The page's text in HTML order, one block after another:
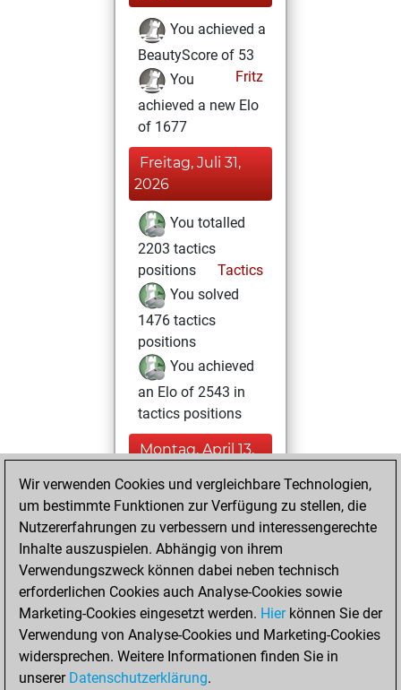
You achieved a
BeautyScore of 53
Fritz
You
achieved a new Elo
of 1677
Freitag, Juli 31,
2026
You totalled
2203 tactics
positions
Tactics
You solved
1476 tactics
positions
You achieved
an Elo of 2543 in
tactics positions
Montag, April 13,
You won
against Fritz
Fritz
You created
your Studies account
Studies
Freitag,
März 27, 2026
You created
Wir verwenden Cookies und vergleichbare Technologien,
um bestimmte Funktionen zur Verfügung zu stellen, die
Nutzererfahrungen zu verbessern und interessengerechte
Inhalte auszuspielen. Abhängig von ihrem
Verwendungszweck können dabei neben technisch
erforderlichen Cookies auch Analyse-Cookies sowie
Marketing-Cookies eingesetzt werden. Hierkönnen Sie der
Verwendung von Analyse-Cookies und Marketing-Cookies
widersprechen. Weitere Informationen finden Sie in
unserer Datenschutzerklärung.